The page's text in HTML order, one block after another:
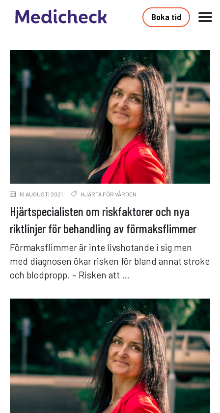
Boka tid
16 AUGUSTI 2021 HJÄRTA FÖR VÅRDEN
Hjärtspecialisten om riskfaktorer och nya
riktlinjer för behandling av förmaksflimmer
Förmaksflimmer är inte livshotande i sig men
med diagnosen ökar risken för bland annat stroke
och blodpropp. – Risken att …